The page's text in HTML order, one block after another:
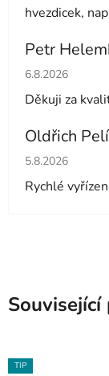
hvezdicek,
Petr
Hodnocení
6.8.2026
Děkuji za
Oldřich
Hodnocení
5.8.2026
Rychlé
TIP